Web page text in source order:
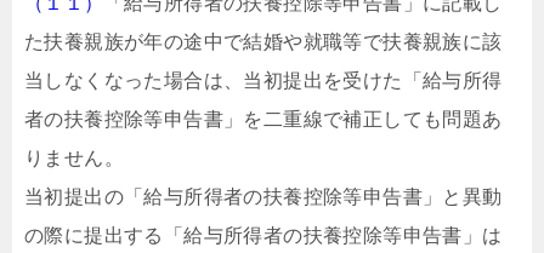
た扶養親族が年の途中で結婚や就職等で扶養親族に該
当しなくなった場合は、当初提出を受けた「給与所得
者の扶養控除等申告書」を二重線で補正しても問題あ
りません。
当初提出の「給与所得者の扶養控除等申告書」と異動
の際に提出する「給与所得者の扶養控除等申告書」は